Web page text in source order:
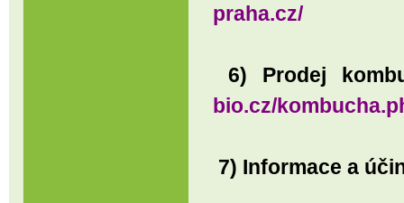
praha.cz/
6) Prodej
bio.cz/
7) Informace a